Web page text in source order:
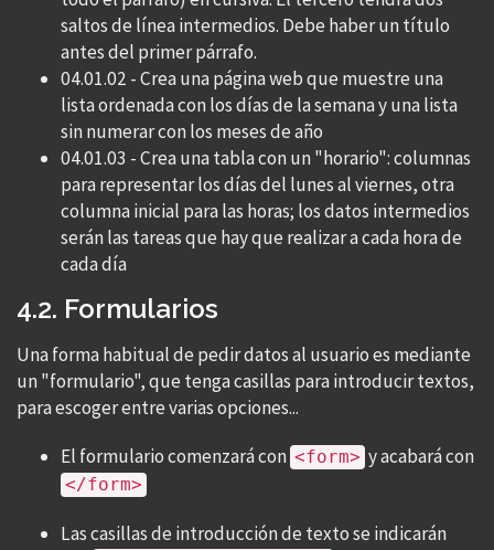
saltos de línea intermedios. Debe haber un título
antes del primer párrafo.
04.01.02 - Crea una página web que muestre una
lista ordenada con los días de la semana y una lista
sin numerar con los meses de año
04.01.03 - Crea una tabla con un "horario": columnas
para representar los días del lunes al viernes, otra
columna inicial para las horas; los datos intermedios
serán las tareas que hay que realizar a cada hora de
cada día
4.2. Formularios
Una forma habitual de pedir datos al usuario es mediante
un "formulario", que tenga casillas para introducir textos,
para escoger entre varias opciones...
El formulario comenzará con <form> y acabará con
</form>
Las casillas de introducción de texto se indicarán